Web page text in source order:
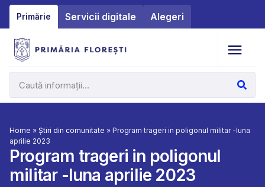
Primărie Servicii digitale Alegeri
Home » Știri din comunitate » Program trageri in poligonul militar -luna
aprilie 2023
Program trageri in poligonul
militar -luna aprilie 2023